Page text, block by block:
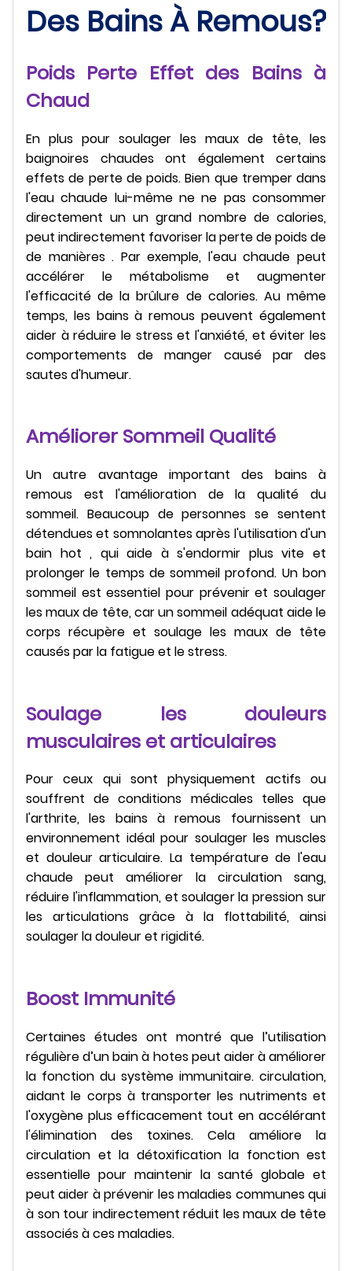
Des Bains À Remous?
Poids Perte Effet des Bains à
Chaud
En plus pour soulager les maux de tête, les
baignoires chaudes ont également certains
effets de perte de poids. Bien que tremper dans
l'eau chaude lui-même ne ne pas consommer
directement un un grand nombre de calories,
peut indirectement favoriser la perte de poids de
de manières . Par exemple, l'eau chaude peut
accélérer le métabolisme et augmenter
l'efficacité de la brûlure de calories. Au même
temps, les bains à remous peuvent également
aider à réduire le stress et l'anxiété, et éviter les
comportements de manger causé par des
sautes d'humeur.
Améliorer Sommeil Qualité
Un autre avantage important des bains à
remous est l'amélioration de la qualité du
sommeil. Beaucoup de personnes se sentent
détendues et somnolantes après l'utilisation d'un
bain hot , qui aide à s'endormir plus vite et
prolonger le temps de sommeil profond. Un bon
sommeil est essentiel pour prévenir et soulager
les maux de tête, car un sommeil adéquat aide le
corps récupère et soulage les maux de tête
causés par la fatigue et le stress.
Soulage les douleurs
musculaires et articulaires
Pour ceux qui sont physiquement actifs ou
souffrent de conditions médicales telles que
l'arthrite, les bains à remous fournissent un
environnement idéal pour soulager les muscles
et douleur articulaire. La température de l'eau
chaude peut améliorer la circulation sang,
réduire l'inflammation, et soulager la pression sur
les articulations grâce à la flottabilité, ainsi
soulager la douleur et rigidité.
Boost Immunité
Certaines études ont montré que l’utilisation
régulière d’un bain à hotes peut aider à améliorer
la fonction du système immunitaire. circulation,
aidant le corps à transporter les nutriments et
l'oxygène plus efficacement tout en accélérant
l'élimination des toxines. Cela améliore la
circulation et la détoxification la fonction est
essentielle pour maintenir la santé globale et
peut aider à prévenir les maladies communes qui
à son tour indirectement réduit les maux de tête
associés à ces maladies.